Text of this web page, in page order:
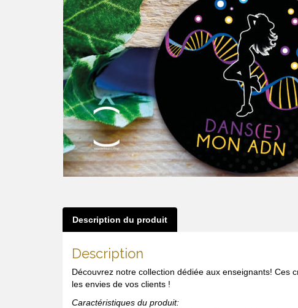
Description du produit
Description
Découvrez notre collection dédiée aux enseignants! Ces
les envies de vos clients !
Caractéristiques du produit: